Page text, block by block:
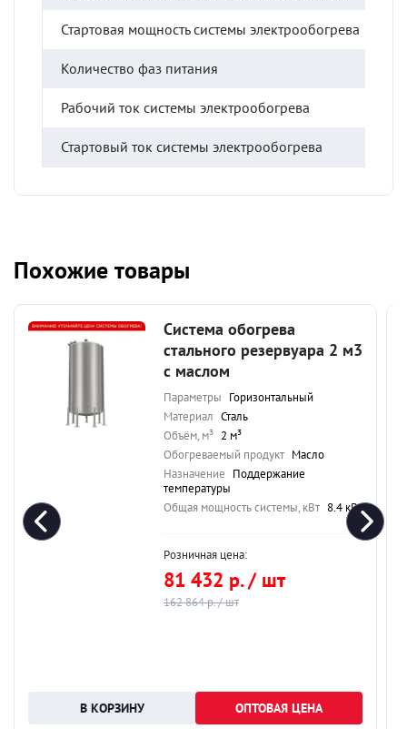
Стартовая мощность системы электрообогрева
Количество фаз питания
Рабочий ток системы электрообогрева
Стартовый ток системы электрообогрева
Похожие товары
Система обогрева
стального резервуара 2 м3
с маслом
Параметры Горизонтальный
Материал Сталь
Объём, м³ 2 м³
Обогреваемый продукт Масло
Назначение Поддержание
температуры
Общая мощность системы, кВт 8.4 кВт
Розничная цена:
81 432 р. / шт
162 864 р. / шт
ОПТОВАЯ ЦЕНА